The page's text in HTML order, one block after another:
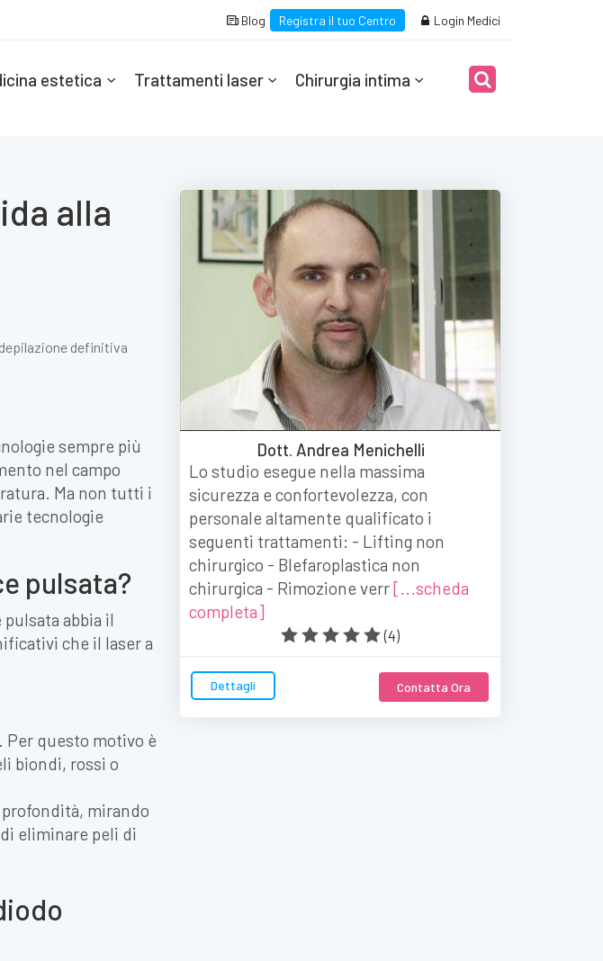
Blog Registra il tuo Centro Login Medici
estetica Trattamenti laser Chirurgia intima
alla
definitiva
sempre più
nel campo
Ma non tutti i
tecnologie
pulsata?
abbia il
che il laser a
Per questo motivo è
biondi, rossi o
mirando
eliminare peli di
Dott. Andrea Menichelli
Lo studio esegue nella massima
sicurezza e confortevolezza, con
personale altamente qualificato i
seguenti trattamenti: - Lifting non
chirurgico - Blefaroplastica non
chirurgica - Rimozione verr[...scheda
completa]
(4)
Dettagli Contatta Ora